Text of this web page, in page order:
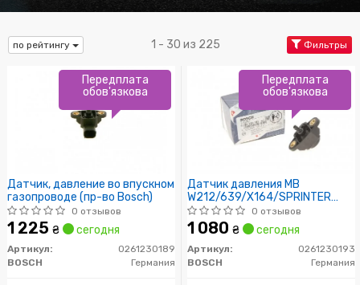
по рейтингу 1 - 30 из 225 Фильтры
Датчик, давление во впускном
газопроводе (пр-во Bosch)
0 отзывов
1 225 ₴ сегодня
Артикул:
0261230189
BOSCH
Германия
Передплата
обов'язкова
Датчик давления MB
W212/639/X164/SPRINTER
(пр-во Bosch)0 отзывов
1 080 ₴ сегодня
Артикул:
0261230193
BOSCH
Германия
Передплата
обов'язкова